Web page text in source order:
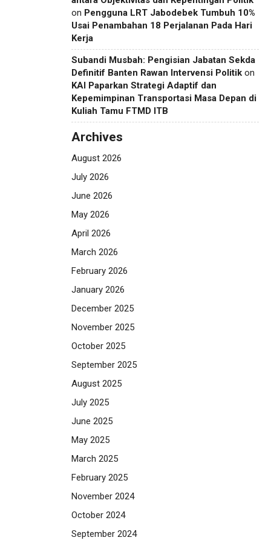
on Pengguna LRT Jabodebek Tumbuh 10%
Usai Penambahan 18 Perjalanan Pada Hari
Kerja
Subandi Musbah: Pengisian Jabatan Sekda
Definitif Banten Rawan Intervensi Politik on
KAI Paparkan Strategi Adaptif dan
Kepemimpinan Transportasi Masa Depan di
Kuliah Tamu FTMD ITB
Archives
August 2026
July 2026
June 2026
May 2026
April 2026
March 2026
February 2026
January 2026
December 2025
November 2025
October 2025
September 2025
August 2025
July 2025
June 2025
May 2025
March 2025
February 2025
November 2024
October 2024
September 2024